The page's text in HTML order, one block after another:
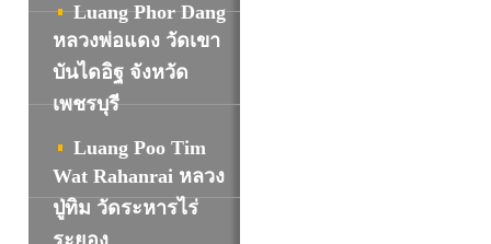
Luang Phor Dang
หลวงพ่อแดง วัดเขา
บันไดอิฐ จังหวัด
เพชรบุรี
Luang Poo Tim
Wat Rahanrai หลวง
ปู่ทิม วัดระหารไร่
ระยอง